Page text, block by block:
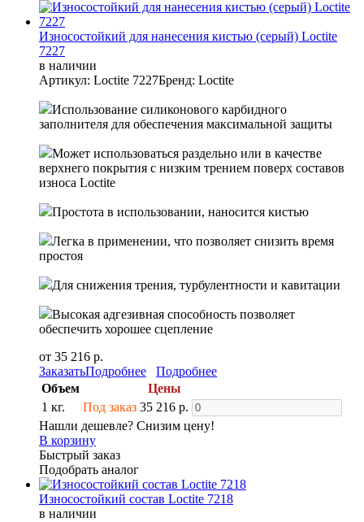
Износостойкий для нанесения кистью (серый) Loctite
7227
в наличии
Артикул: Loctite 7227Бренд: Loctite
Использование силиконового карбидного
заполнителя для обеспечения максимальной защиты
Может использоваться раздельно или в качестве
верхнего покрытия с низким трением поверх составов
износа Loctite
Простота в использовании, наносится кистью
Легка в применении, что позволяет снизить время
простоя
Для снижения трения, турбулентности и кавитации
Высокая адгезивная способность позволяет
обеспечить хорошее сцепление
от 35 216 р.
ЗаказатьПодробнее
Подробнее
Объем
Цены
1 кг.
Под заказ 35 216 р.
Нашли дешевле? Снизим цену!
В корзину
Быстрый заказ
Подобрать аналог
Износостойкий состав Loctite 7218
в наличии